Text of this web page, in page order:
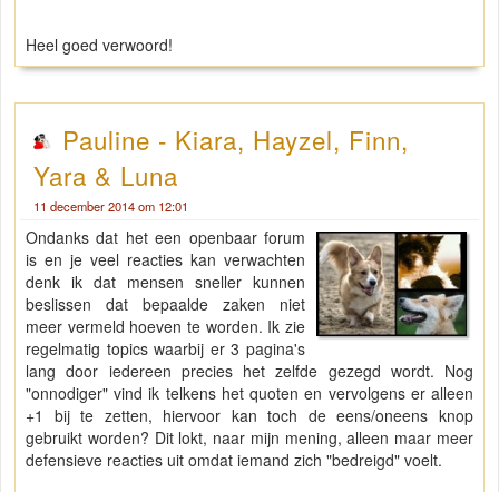
Heel goed verwoord!
Pauline - Kiara, Hayzel, Finn,
Yara & Luna
11 december 2014 om 12:01
Ondanks dat het een openbaar forum
is en je veel reacties kan verwachten
denk ik dat mensen sneller kunnen
beslissen dat bepaalde zaken niet
meer vermeld hoeven te worden. Ik zie
regelmatig topics waarbij er 3 pagina's
lang door iedereen precies het zelfde gezegd wordt. Nog
"onnodiger" vind ik telkens het quoten en vervolgens er alleen
+1 bij te zetten, hiervoor kan toch de eens/oneens knop
gebruikt worden? Dit lokt, naar mijn mening, alleen maar meer
defensieve reacties uit omdat iemand zich "bedreigd" voelt.